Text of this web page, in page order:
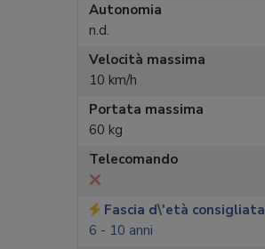
Autonomia
n.d.
Velocità massima
10 km/h
Portata massima
60 kg
Telecomando
Fascia d\'età consigliata
6 - 10 anni